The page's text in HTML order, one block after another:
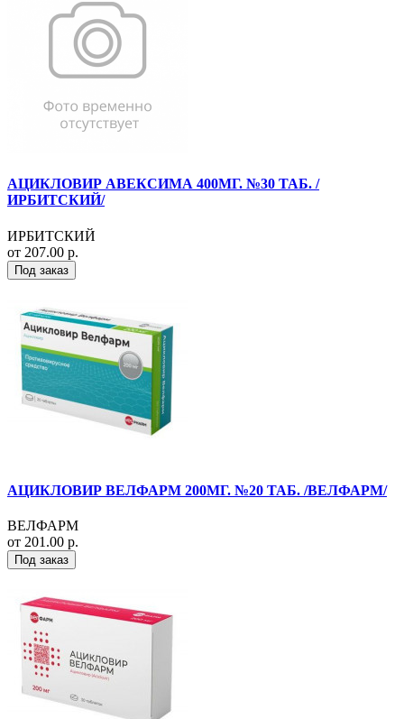
АЦИКЛОВИР АВЕКСИМА 400МГ. №30 ТАБ. /
ИРБИТСКИЙ/
ИРБИТСКИЙ
от 207.00 р.
Под заказ
АЦИКЛОВИР ВЕЛФАРМ 200МГ. №20 ТАБ. /ВЕЛФАРМ/
ВЕЛФАРМ
от 201.00 р.
Под заказ